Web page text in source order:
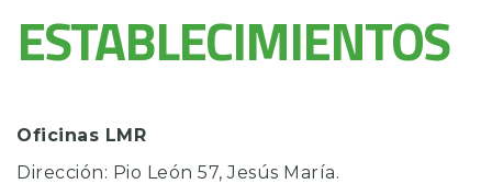
ESTABLECIMIENTOS
Oficinas LMR
Dirección: Pio León 57, Jesús María.